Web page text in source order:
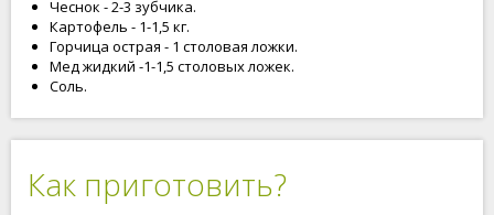
Чеснок - 2-3 зубчика.
Картофель - 1-1,5 кг.
Горчица острая - 1 столовая ложки.
Мед жидкий -1-1,5 столовых ложек.
Соль.
Как приготовить?